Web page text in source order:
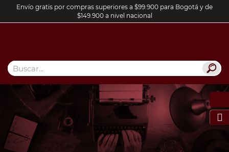
Envío gratis por compras superiores a $99.900 para Bogotá y de
$149.900 a nivel nacional
